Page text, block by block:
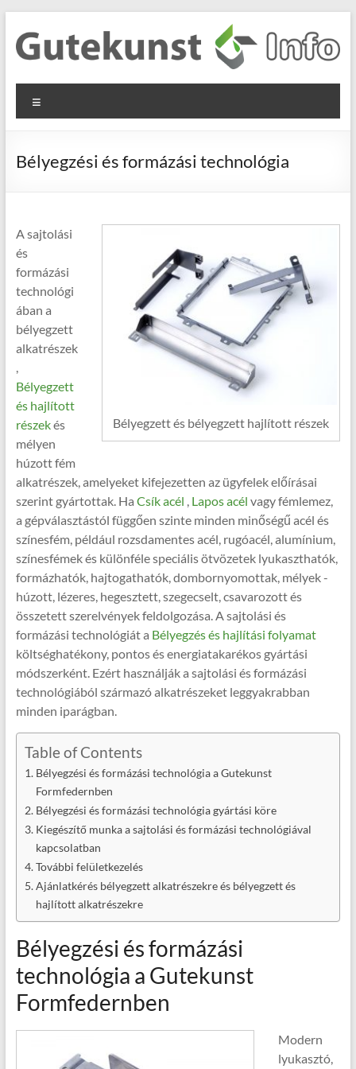
content
Gutekunst
Formfedern
GmbH
Informationen
Flachmaterial
Bélyegzési és formázási technológia
Bélyegzett és bélyegzett hajlított részek
A sajtolási
és
formázási
technológi
ában a
bélyegzett
alkatrészek
,
Bélyegzett
és hajlított
részekés
mélyen
húzott fém
alkatrészek, amelyeket kifejezetten az ügyfelek előírásai
szerint gyártottak. Ha Csík acél ,Lapos acél vagy fémlemez,
a gépválasztástól függően szinte minden minőségű acél és
színesfém, például rozsdamentes acél, rugóacél, alumínium,
színesfémek és különféle speciális ötvözetek lyukaszthatók,
formázhatók, hajtogathatók, dombornyomottak, mélyek -
húzott, lézeres, hegesztett, szegecselt, csavarozott és
összetett szerelvények feldolgozása. A sajtolási és
formázási technológiát a Bélyegzés és hajlítási folyamat
költséghatékony, pontos és energiatakarékos gyártási
módszerként. Ezért használják a sajtolási és formázási
technológiából származó alkatrészeket leggyakrabban
minden iparágban.
Table of Contents
Bélyegzési és formázási technológia a Gutekunst
Formfedernben
Bélyegzési és formázási technológia gyártási köre
Kiegészítő munka a sajtolási és formázási technológiával
kapcsolatban
További felületkezelés
Ajánlatkérés bélyegzett alkatrészekre és bélyegzett és
hajlított alkatrészekre
Bélyegzési és formázási
technológia a Gutekunst
Formfedernben
Modern
lyukasztó,